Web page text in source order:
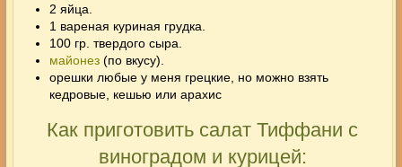
2 яйца.
1 вареная куриная грудка.
100 гр. твердого сыра.
майонез(по вкусу).
орешки любые у меня грецкие, но можно взять
кедровые, кешью или арахис
Как приготовить салат Тиффани с
виноградом и курицей: